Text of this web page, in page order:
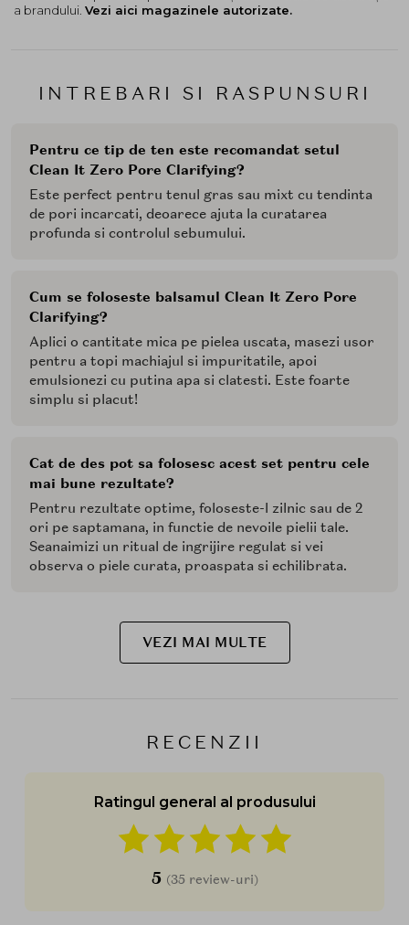
INTREBARI SI RASPUNSURI
Pentru ce tip de ten este recomandat setul
Clean It Zero Pore Clarifying?
Este perfect pentru tenul gras sau mixt cu tendinta
de pori incarcati, deoarece ajuta la curatarea
profunda si controlul sebumului.
Cum se foloseste balsamul Clean It Zero Pore
Clarifying?
Aplici o cantitate mica pe pielea uscata, masezi usor
pentru a topi machiajul si impuritatile, apoi
emulsionezi cu putina apa si clatesti. Este foarte
simplu si placut!
Cat de des pot sa folosesc acest set pentru cele
mai bune rezultate?
Pentru rezultate optime, foloseste-l zilnic sau de 2
ori pe saptamana, in functie de nevoile pielii tale.
Seanaimizi un ritual de ingrijire regulat si vei
observa o piele curata, proaspata si echilibrata.
VEZI MAI MULTE
a brandului. Vezi aici magazinele autorizate.
RECENZII
Ratingul general al produsului
5 (35 review-uri)